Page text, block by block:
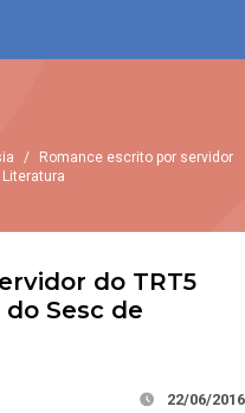
/
Romance escrito por servidor
do TRT5
Sesc de
22/06/2016